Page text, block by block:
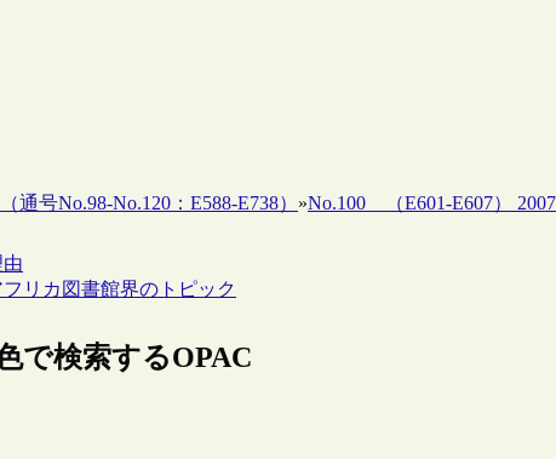
通号No.98-No.120：E588-E738） »No.100 （E601-E607）
リカ図書館界のトピック
で検索するOPAC